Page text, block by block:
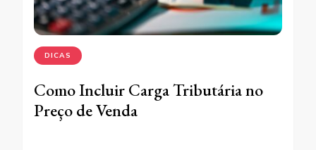
DICAS
Como Incluir Carga Tributária no
Preço de Venda